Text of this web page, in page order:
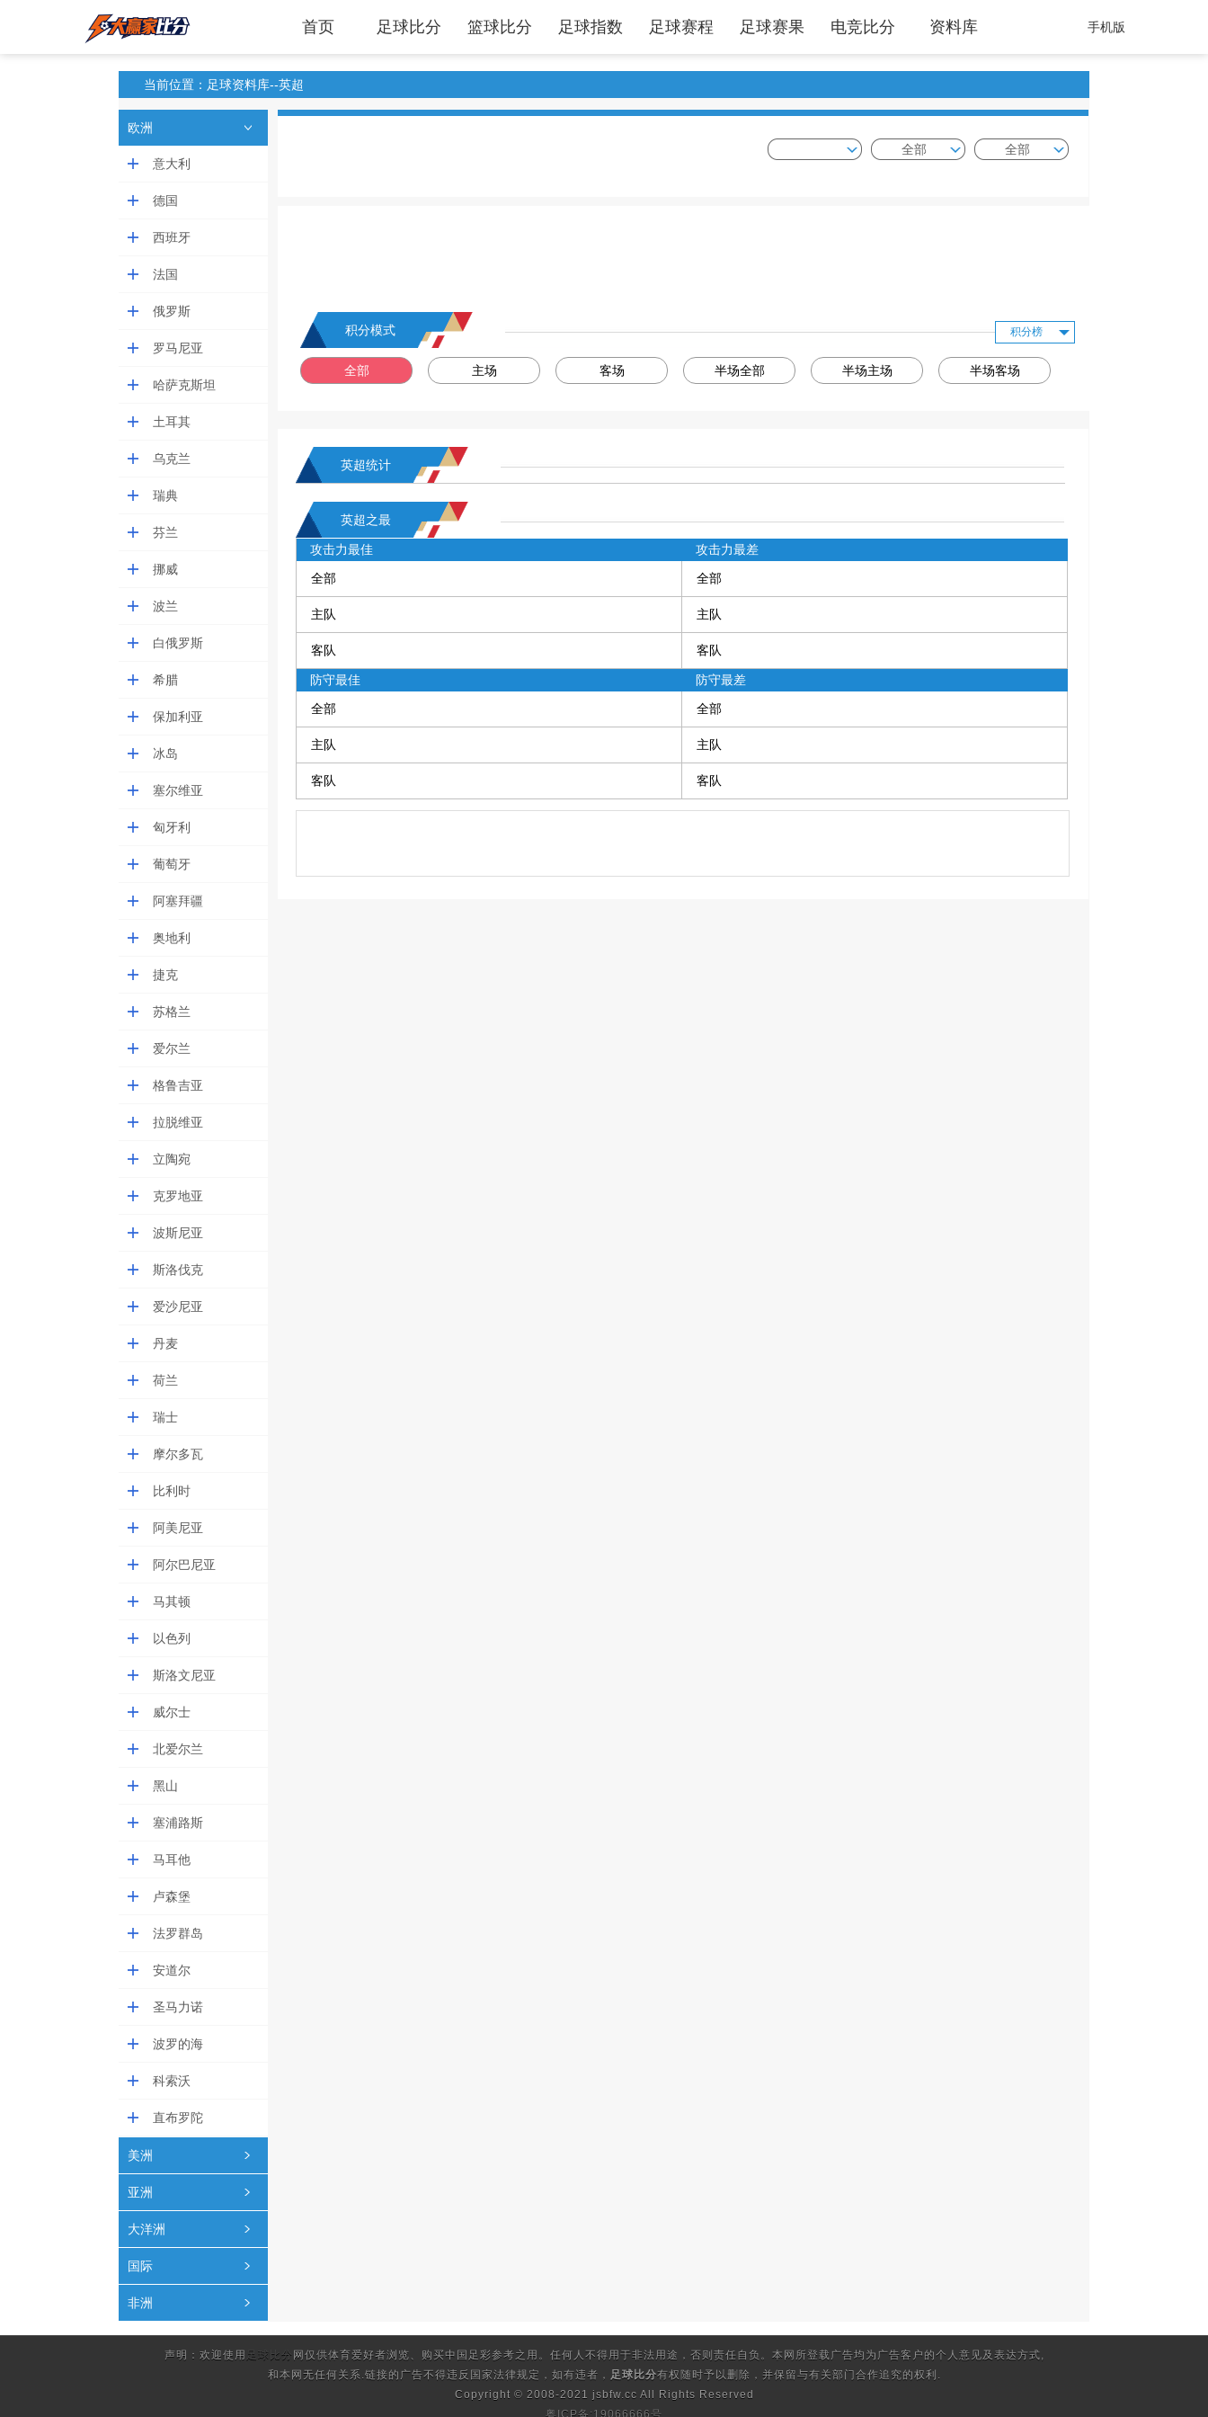
首页 足球比分 篮球比分 足球指数 足球赛程 足球赛果 电竞比分 资料库 手机版
当前位置：足球资料库--英超
欧洲
意大利
德国
西班牙
法国
俄罗斯
罗马尼亚
哈萨克斯坦
土耳其
乌克兰
瑞典
芬兰
挪威
波兰
白俄罗斯
希腊
保加利亚
冰岛
塞尔维亚
匈牙利
葡萄牙
阿塞拜疆
奥地利
捷克
苏格兰
爱尔兰
格鲁吉亚
拉脱维亚
立陶宛
克罗地亚
波斯尼亚
斯洛伐克
爱沙尼亚
丹麦
荷兰
瑞士
摩尔多瓦
比利时
阿美尼亚
阿尔巴尼亚
马其顿
以色列
斯洛文尼亚
威尔士
北爱尔兰
黑山
塞浦路斯
马耳他
卢森堡
法罗群岛
安道尔
圣马力诺
波罗的海
科索沃
直布罗陀
美洲
亚洲
大洋洲
国际
非洲
全部 全部
积分模式 积分榜
全部 主场 客场 半场全部 半场主场 半场客场
英超统计
英超之最
攻击力最佳
全部
主队
客队
攻击力最差
全部
主队
客队
防守最佳
全部
主队
客队
防守最差
全部
主队
客队
声明：欢迎使用 足球比分 网仅供体育爱好者浏览、购买中国足彩参考之用。任何人不得用于非法用途，否则责任自负。本网所登载广告均为广告客户的个人意见及表达方式,
和本网无任何关系.链接的广告不得违反国家法律规定，如有违者， 足球比分有权随时予以删除，并保留与有关部门合作追究的权利.
Copyright © 2008-2021 jsbfw.cc All Rights Reserved
粤ICP备:19066666号